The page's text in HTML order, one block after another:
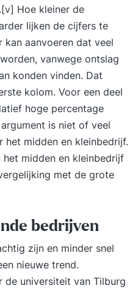
download de
contact met ons op
[v] Hoe kleiner de
lijken de cijfers te
kan aanvoeren dat veel
vanwege ontslag
konden vinden. Dat
kolom. Voor een deel
hoge percentage
is niet of veel
het midden en kleinbedrijf.
midden en kleinbedrijf
met de grote
bedrijven
zijn en minder snel
nieuwe trend.
de universiteit van Tilburg